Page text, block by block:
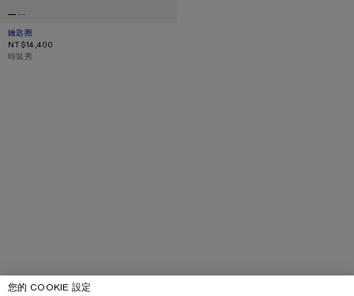
鑰匙圈
目前顏色： 金色/銀色
價格：NT$14,400。
NT$14,400
,時裝秀
您的 COOKIE 設定